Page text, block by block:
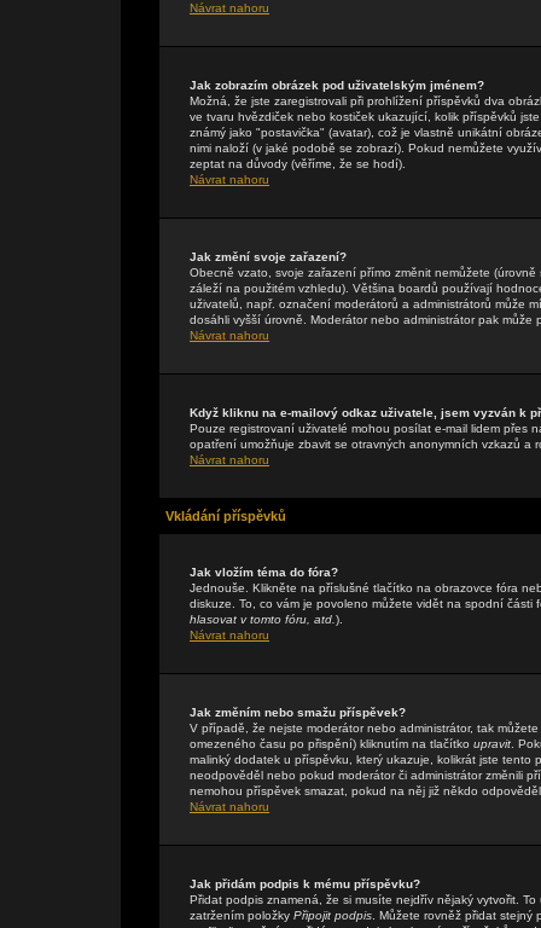
Návrat nahoru
Jak zobrazím obrázek pod uživatelským jménem?
Možná, že jste zaregistrovali při prohlížení příspěvků dva
ve tvaru hvězdiček nebo kostiček ukazující, kolik příspěvků
známý jako "postavička" (avatar), což je vlastně unikátní
nimi naloží (v jaké podobě se zobrazí). Pokud nemůžete
zeptat na důvody (věříme, že se hodí).
Návrat nahoru
Jak změní svoje zařazení?
Obecně vzato, svoje zařazení přímo změnit nemůžete
záleží na použitém vzhledu). Většina boardů používají
uživatelů, např. označení moderátorů a administrátorů může
dosáhli vyšší úrovně. Moderátor nebo administrátor pak může
Návrat nahoru
Když kliknu na e-mailový odkaz uživatele, jsem vyzván k
Pouze registrovaní uživatelé mohou posílat e-mail lidem přes
opatření umožňuje zbavit se otravných anonymních vzkazů a
Návrat nahoru
Vkládání příspěvků
Jak vložím téma do fóra?
Jednouše. Klikněte na příslušné tlačítko na obrazovce fóra
diskuze. To, co vám je povoleno můžete vidět na spodní části
hlasovat v tomto fóru, atd. ).
Návrat nahoru
Jak změním nebo smažu příspěvek?
V případě, že nejste moderátor nebo administrátor, tak
omezeného času po přispění) kliknutím na tlačítko upravit .
malinký dodatek u příspěvku, který ukazuje, kolikrát jste
neodpověděl nebo pokud moderátor či administrátor změnili
nemohou příspěvek smazat, pokud na něj již někdo
Návrat nahoru
Jak přidám podpis k mému příspěvku?
Přidat podpis znamená, že si musíte nejdřív nějaký vytvořit.
zatržením položky Připojit podpis . Můžete rovněž přidat